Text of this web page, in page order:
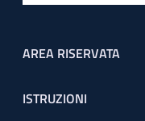
Footer menu
AREA RISERVATA
ISTRUZIONI